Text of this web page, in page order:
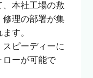
本社工場の敷
理の部署が集
す。
ピーディーに
ローが可能で